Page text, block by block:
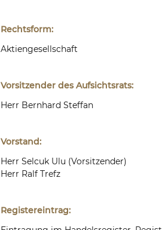
Rechtsform:
Aktiengesellschaft
Vorsitzender des Aufsichtsrats:
Herr Bernhard Steffan
Vorstand:
Herr Selcuk Ulu (Vorsitzender)
Herr Ralf Trefz
Registereintrag: